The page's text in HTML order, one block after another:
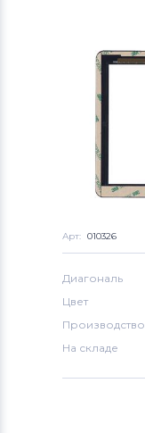
Арт: 010326
Диагональ
Цвет
Производство
На складе